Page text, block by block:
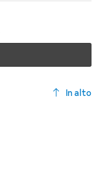
In alto